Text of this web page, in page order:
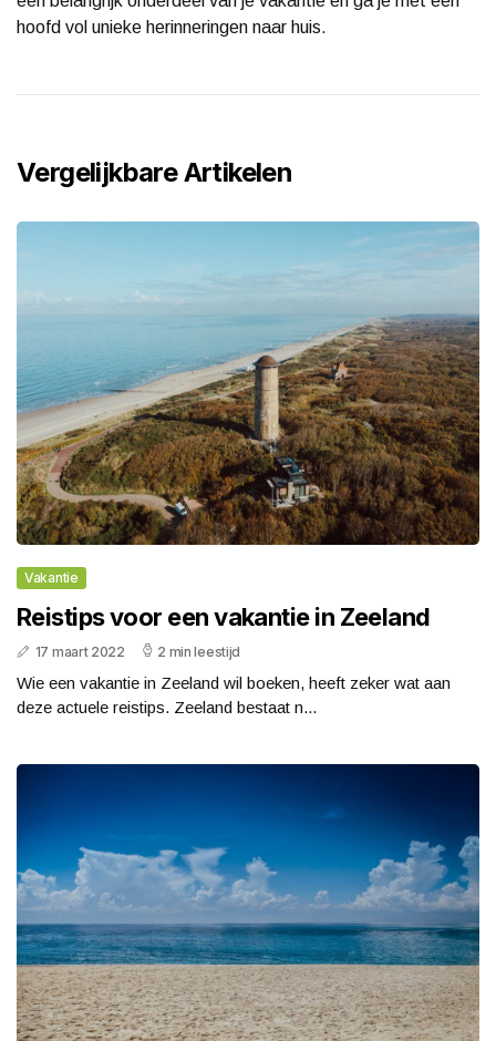
hoofd vol unieke herinneringen naar huis.
Vergelijkbare Artikelen
Vakantie
Reistips voor een vakantie in Zeeland
17 maart 2022 2 min leestijd
Wie een vakantie in Zeeland wil boeken, heeft zeker wat aan
deze actuele reistips. Zeeland bestaat n...